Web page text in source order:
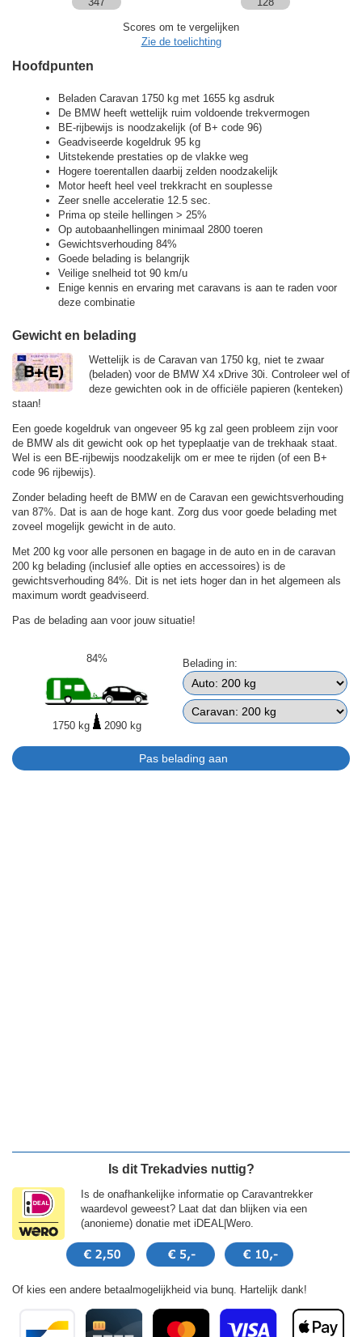
Scores om te vergelijken
Zie de toelichting
Hoofdpunten
Beladen Caravan 1750 kg met 1655 kg asdruk
De BMW heeft wettelijk ruim voldoende trekvermogen
BE-rijbewijs is noodzakelijk (of B+ code 96)
Geadviseerde kogeldruk 95 kg
Uitstekende prestaties op de vlakke weg
Hogere toerentallen daarbij zelden noodzakelijk
Motor heeft heel veel trekkracht en souplesse
Zeer snelle acceleratie 12.5 sec.
Prima op steile hellingen > 25%
Op autobaanhellingen minimaal 2800 toeren
Gewichtsverhouding 84%
Goede belading is belangrijk
Veilige snelheid tot 90 km/u
Enige kennis en ervaring met caravans is aan te raden voor
deze combinatie
Gewicht en belading
Wettelijk is de Caravan van 1750 kg, niet te zwaar
(beladen) voor de BMW X4 xDrive 30i. Controleer wel of
deze gewichten ook in de officiële papieren (kenteken)
staan!
Een goede kogeldruk van ongeveer 95 kg zal geen probleem zijn voor
de BMW als dit gewicht ook op het typeplaatje van de trekhaak staat.
Wel is een BE-rijbewijs noodzakelijk om er mee te rijden (of een B+
code 96 rijbewijs).
Zonder belading heeft de BMW en de Caravan een gewichtsverhouding
van 87%. Dat is aan de hoge kant. Zorg dus voor goede belading met
zoveel mogelijk gewicht in de auto.
Met 200 kg voor alle personen en bagage in de auto en in de caravan
200 kg belading (inclusief alle opties en accessoires) is de
gewichtsverhouding 84%. Dit is net iets hoger dan in het algemeen als
maximum wordt geadviseerd.
Pas de belading aan voor jouw situatie!
84%
1750 kg 2090 kg
Belading in:
Is dit Trekadvies nuttig?
Is de onafhankelijke informatie op Caravantrekker
waardevol geweest? Laat dat dan blijken via een
(anonieme) donatie met iDEAL|Wero.
Of kies een andere betaalmogelijkheid via bunq. Hartelijk dank!